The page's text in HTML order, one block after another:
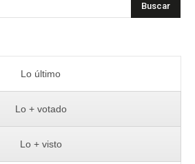
Buscar
Lo último
Lo + votado
Lo + visto